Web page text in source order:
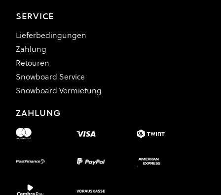
SERVICE
Lieferbedingungen
Zahlung
Retouren
Snowboard Service
Snowboard Vermietung
ZAHLUNG